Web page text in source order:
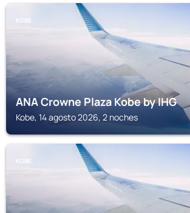
KOBE
ANA Crowne Plaza Kobe by IHG
Kobe, 14 agosto 2026, 2 noches
KOBE